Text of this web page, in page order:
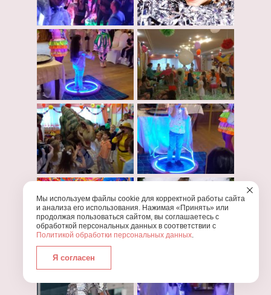
Мы используем файлы cookie для корректной работы сайта
и анализа его использования. Нажимая «Принять» или
продолжая пользоваться сайтом, вы соглашаетесь с
обработкой персональных данных в соответствии с
Политикой обработки персональных данных.
Я согласен